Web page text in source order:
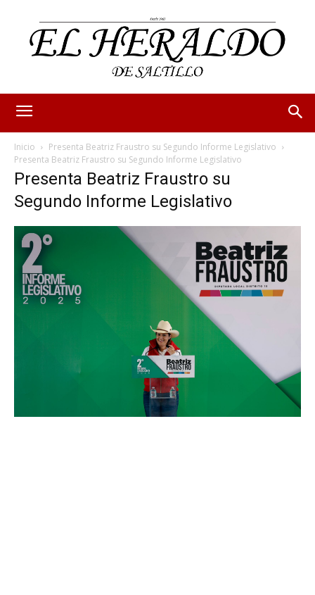
Inicio
Presenta Beatriz Fraustro su Segundo Informe Legislativo
Presenta Beatriz Fraustro su Segundo Informe Legislativo
Presenta Beatriz Fraustro su
Segundo Informe Legislativo